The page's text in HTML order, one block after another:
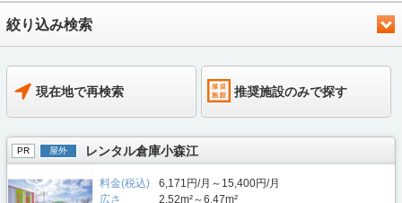
絞り込み検索
現在地で再検索 推奨施設のみで探す
PR 屋外 レンタル倉庫小森江
料金(税込)
6,171円/月～15,400円/月
広さ
2.52m²～6.47m²